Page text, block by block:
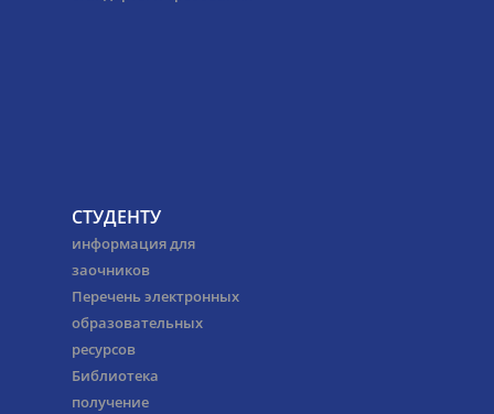
СТУДЕНТУ
информация для
заочников
Перечень электронных
образовательных
ресурсов
Библиотека
получение